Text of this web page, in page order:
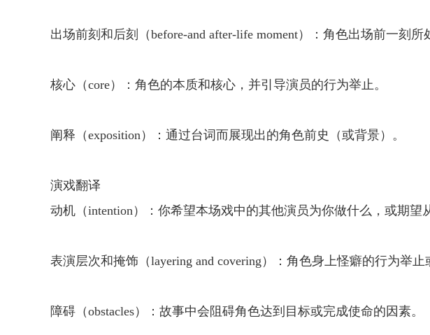
出场前刻和后刻（before-and after-life moment）：角色出场前一刻
核心（core）：角色的本质和核心，并引导演员的行为举止。
阐释（exposition）：通过台词而展现出的角色前史（或背景）。
演戏翻译
动机（intention）：你希望本场戏中的其他演员为你做什么，或期望
表演层次和掩饰（layering and covering）：角色身上怪癖的行为举止
障碍（obstacles）：故事中会阻碍角色达到目标或完成使命的因素。